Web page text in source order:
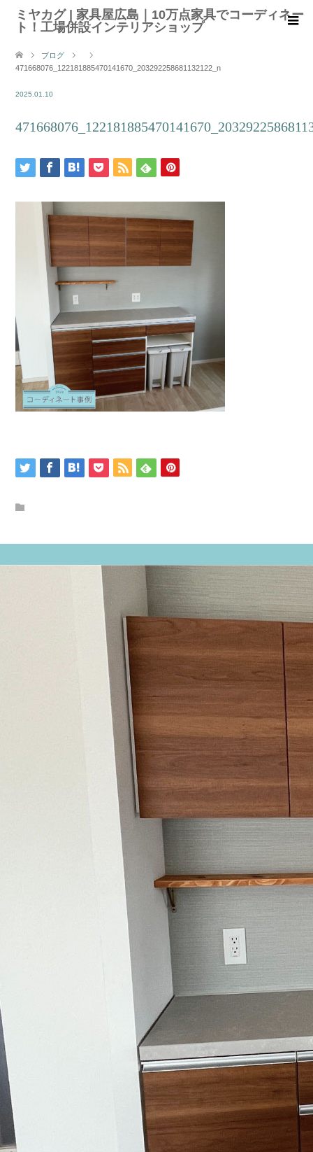
ミヤカグ | 家具屋広島｜10万点家具でコーディネー
ト！工場併設インテリアショップ
ブログ
471668076_122181885470141670_203292258681132122_n
2025.01.10